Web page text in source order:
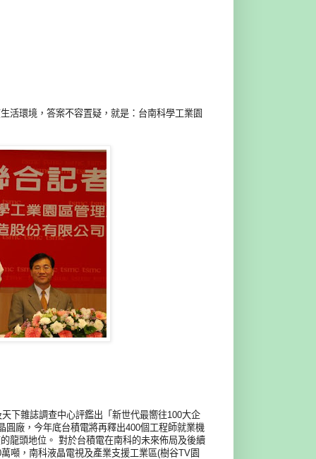
活環境，答案不容置疑，就是：台南科學工業園
下雜誌調查中心評鑑出「新世代最嚮往100大企
廠，今年底台積電將再釋出400個工程師就業機
龍頭地位。 對於台積電在南科的未來佈局及後續
噸，南科液晶電視及產業支援工業區(樹谷TV園